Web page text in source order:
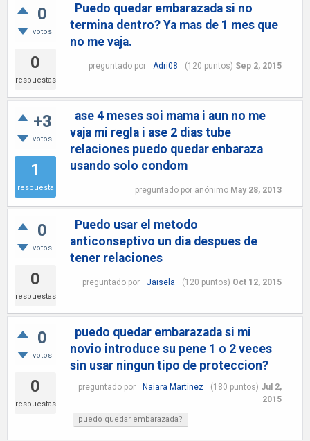
0
votos
0
respuestas
Puedo quedar embarazada si no
termina dentro? Ya mas de 1 mes que
no me vaja.
preguntado por Adri08 (120 puntos) Sep 2, 2015
+3
votos
1
respuesta
ase 4 meses soi mama i aun no me
vaja mi regla i ase 2 dias tube
relaciones puedo quedar enbaraza
usando solo condom
preguntado por anónimo May 28, 2013
0
votos
0
respuestas
Puedo usar el metodo
anticonseptivo un dia despues de
tener relaciones
preguntado por Jaisela (120 puntos) Oct 12, 2015
0
votos
0
respuestas
puedo quedar embarazada si mi
novio introduce su pene 1 o 2 veces
sin usar ningun tipo de proteccion?
preguntado por Naiara Martinez (180 puntos) Jul 2,
2015
puedo quedar embarazada?